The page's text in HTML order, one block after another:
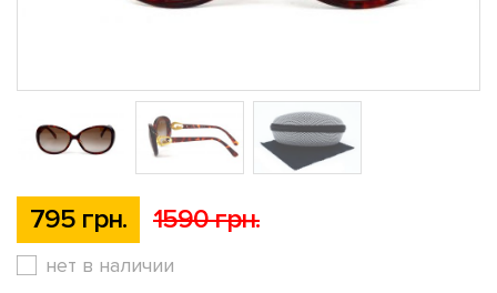
795 грн. 1590 грн.
нет в наличии